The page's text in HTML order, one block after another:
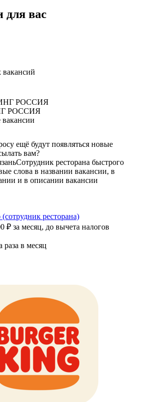
для вас
вакансий
РОССИЯ
ещё будут появляться новые
вам?
Сотрудник ресторана быстрого
слова в названии вакансии, в
и в описании вакансии
ресторана)
₽ за месяц, до вычета налогов
в месяц